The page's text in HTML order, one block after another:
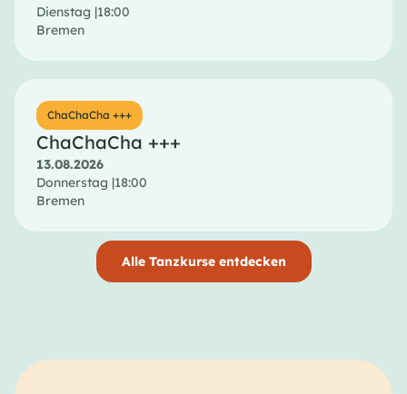
Dienstag |18:00
Bremen
ChaChaCha +++
ChaChaCha +++
13.08.2026
Donnerstag |18:00
Bremen
Alle Tanzkurse entdecken